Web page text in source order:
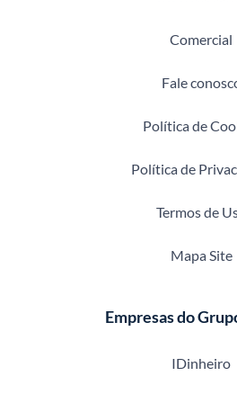
Comercial
Fale
Política de
Política de
Termos de
Mapa Site
Empresas do
IDinheiro